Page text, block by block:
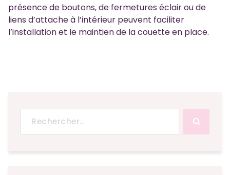
présence de boutons, de fermetures éclair ou de
liens d’attache à l’intérieur peuvent faciliter
l’installation et le maintien de la couette en place.
pour :